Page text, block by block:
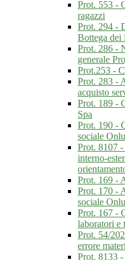
Prot. 553 -
ragazzi
Prot. 294 -
Bottega dei
Prot. 286 -
generale
Prot.253 -
Prot. 283 -
acquisto
Prot. 189 -
Spa
Prot. 190 -
sociale
Prot. 8107
interno-
Prot. 169 -
Prot. 170 -
sociale
Prot. 167 -
laboratori e
Prot. 54/
errore
Prot. 8133